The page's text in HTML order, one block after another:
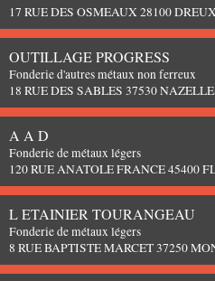
17 RUE DES OSMEAUX 28100
OUTILLAGE PROGRESS
Fonderie d'autres métaux non ferreux
18 RUE DES SABLES 37530
A A D
Fonderie de métaux légers
120 RUE ANATOLE FRANCE 45400
L ETAINIER TOURANGEAU
Fonderie de métaux légers
8 RUE BAPTISTE MARCET 37250